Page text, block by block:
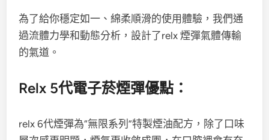
為了給你穩定如一、綿柔順滑的使用體驗，我們通
過流體力學和動態分析，設計了relx 煙彈氣體傳輸
的氣道。
Relx 5代電子菸煙彈優點：
relx 6代煙彈為“無限系列”特製煙油配方，除了口味